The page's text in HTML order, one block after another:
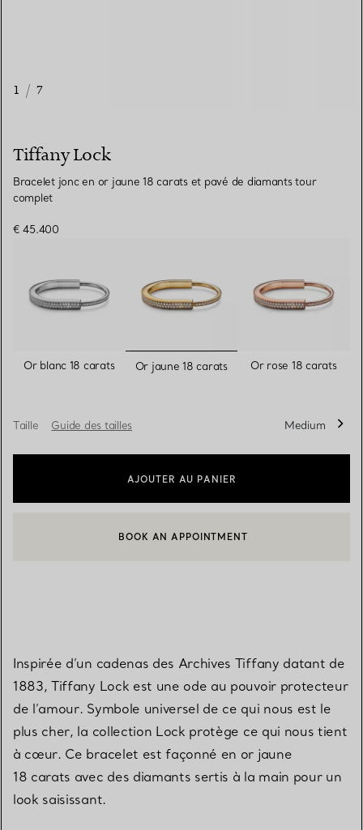
1 / 7
Tiffany Lock
Bracelet jonc en or jaune 18 carats et pavé de diamants tour
complet
€ 45.400
Or blanc 18 carats sélectionnés
Or jaune 18 carats Or rose 18 carats
Taille Guide des tailles Medium
AJOUTER AU PANIER
CONTACTER UN CONSEILLER CLIENT OU PRENDRE RENDEZ-
BOOK AN APPOINTMENT
Inspirée d’un cadenas des Archives Tiffany datant de
1883, Tiffany Lock est une ode au pouvoir protecteur
de l’amour. Symbole universel de ce qui nous est le
plus cher, la collection Lock protège ce qui nous tient
à cœur. Ce bracelet est façonné en or jaune
18 carats avec des diamants sertis à la main pour un
look saisissant.